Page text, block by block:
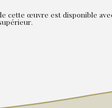
cette œuvre est disponible